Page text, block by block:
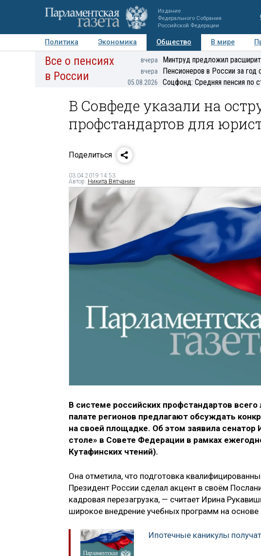
Издание
Федерального Собрания
Российской Федерации
Политика Экономика Общество В мире
Авторы Персоны Мнения Регионы
Все о пенсиях
в России
вчера Минтруд предложил
вчера Пенсионеров в России за
05.08.2026 Соцфонд: Средняя пенсия по
В Совфеде указали на
профстандартов для
Поделиться
03.04.2019 14:53
Автор: Никита Вятчанин
В системе российских профстандартов
палате регионов предлагают обсуждать
на своей площадке. Об этом заявила сенатор
столе» в Совете Федерации в рамках
Кутафинских чтений).
Она отметила, что подготовка
Президент России сделал акцент в своём
кадровая перезагрузка, — считает Ирина
широкое внедрение учебных программ на основе
Ипотечные каникулы